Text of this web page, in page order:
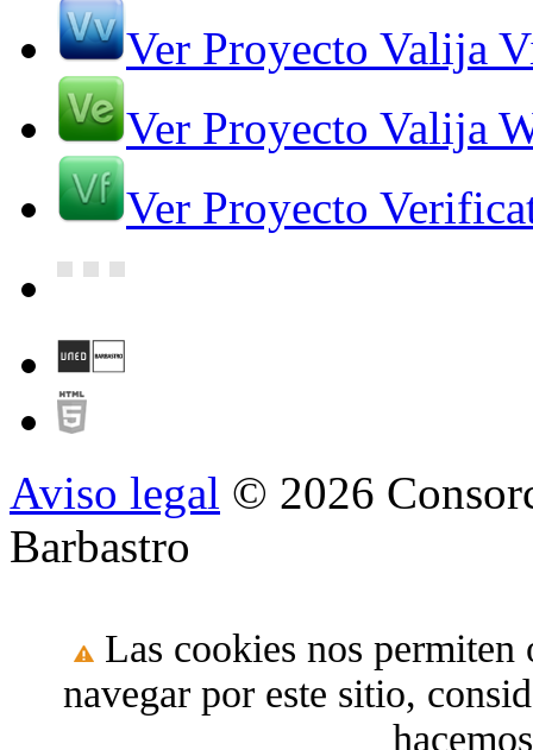
Ver Proyecto Valija
Ver Proyecto Valija
Ver Proyecto
Aviso legal © 2026
Barbastro
Las cookies nos permiten
navegar por este sitio,